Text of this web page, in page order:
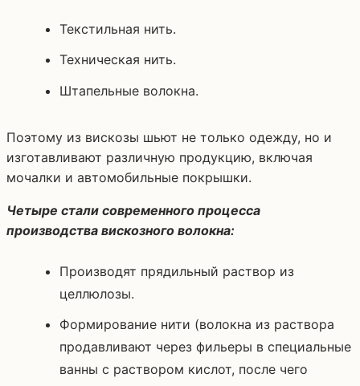
Текстильная нить.
Техническая нить.
Штапельные волокна.
Поэтому из вискозы шьют не только одежду, но и
изготавливают различную продукцию, включая
мочалки и автомобильные покрышки.
Четыре стали современного процесса
производства вискозного волокна:
Производят прядильный раствор из
целлюлозы.
Формирование нити (волокна из раствора
продавливают через фильеры в специальные
ванны с раствором кислот, после чего